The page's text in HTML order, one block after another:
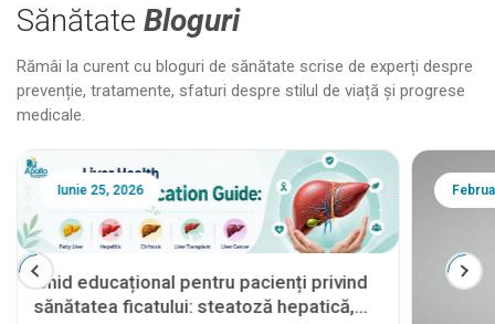
Sănătate Bloguri
Rămâi la curent cu bloguri de sănătate scrise de experți despre
prevenție, tratamente, sfaturi despre stilul de viață și progrese
medicale.
Iunie 25, 2026
Ghid educațional pentru pacienți privind
sănătatea ficatului: steatoză hepatică,